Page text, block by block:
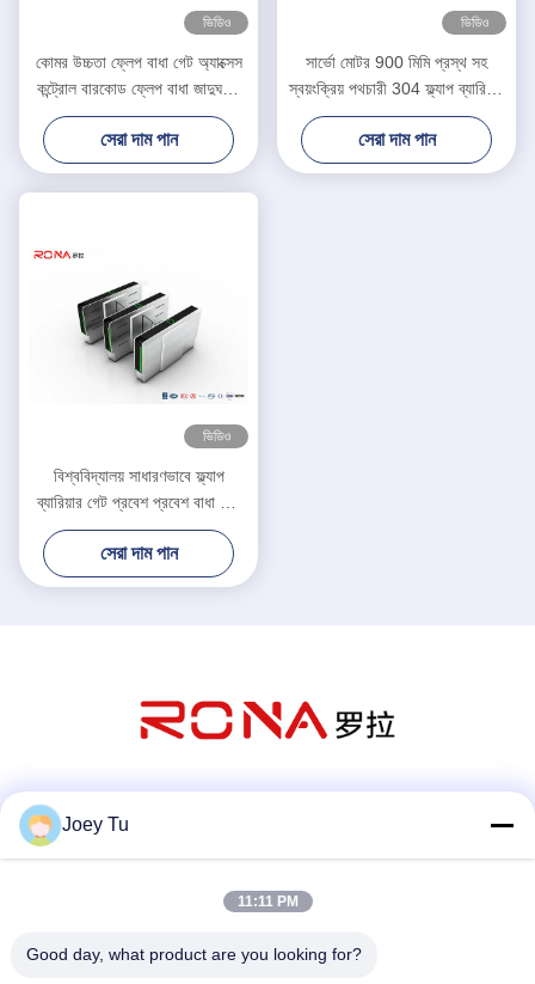
ভিডিও
কোমর উচ্চতা ফ্লেপ বাধা গেট অ্যাক্সেস
কন্ট্রোল বারকোড ফ্লেপ বাধা জাদুঘরের
জন্য টার্নস্টাইল
সেরা দাম পান
ভিডিও
সার্ভো মোটর 900 মিমি প্রস্থ সহ
স্বয়ংক্রিয় পথচারী 304 ফ্ল্যাপ ব্যারিয়ার
গেট
সেরা দাম পান
ভিডিও
বিশ্ববিদ্যালয় সাধারণভাবে ফ্ল্যাপ
ব্যারিয়ার গেট প্রবেশ প্রবেশ বাধা গেট
টার্নস্টাইল ফেস স্বীকৃতি / কার্ড রিডার
সেরা দাম পান
টেলিফোন
Joey Tu
11:11 PM
Good day, what product are you looking for?